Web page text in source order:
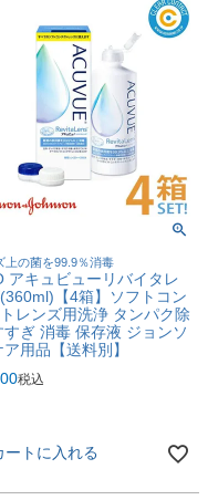
上の菌を99.9％消毒
アキュビューリバイタレ
【4箱】ソフトコン
レンズ用洗浄 タンパク除
すぎ 消毒 保存液 ジョンソ
ア用品【送料別】
税込
ートに入れる